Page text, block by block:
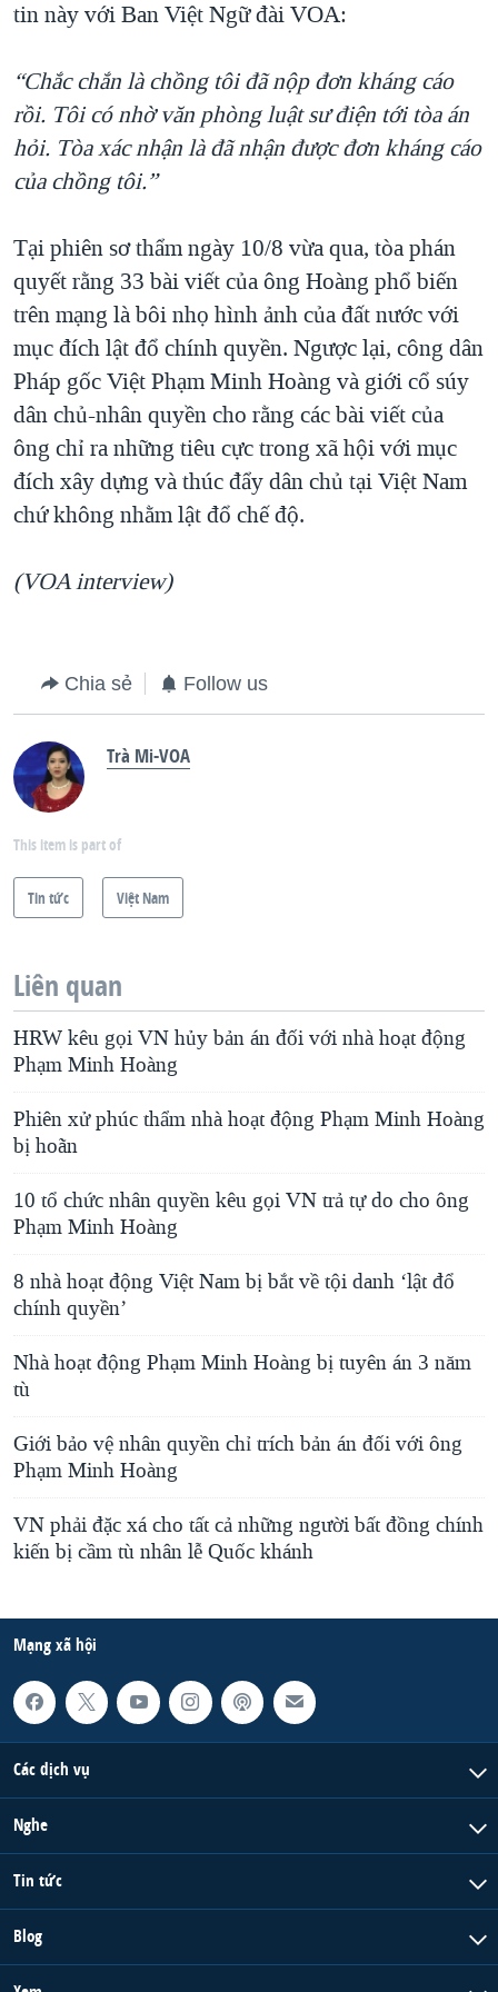
QUAN HỆ VIỆT MỸ
tin này với Ban Việt Ngữ đài VOA:
“Chắc chắn là chồng tôi đã nộp đơn kháng cáo
rồi. Tôi có nhờ văn phòng luật sư điện tới tòa án
hỏi. Tòa xác nhận là đã nhận được đơn kháng cáo
của chồng tôi.”
Tại phiên sơ thẩm ngày 10/8 vừa qua, tòa phán
quyết rằng 33 bài viết của ông Hoàng phổ biến
trên mạng là bôi nhọ hình ảnh của đất nước với
mục đích lật đổ chính quyền. Ngược lại, công dân
Pháp gốc Việt Phạm Minh Hoàng và giới cổ súy
dân chủ-nhân quyền cho rằng các bài viết của
ông chỉ ra những tiêu cực trong xã hội với mục
đích xây dựng và thúc đẩy dân chủ tại Việt Nam
chứ không nhằm lật đổ chế độ.
(VOA interview)
Chia sẻ Follow us
Trà Mi-VOA
This item is part of
Tin tức Việt Nam
Liên quan
HRW kêu gọi VN hủy bản án đối với nhà hoạt động
Phạm Minh Hoàng
Phiên xử phúc thẩm nhà hoạt động Phạm Minh Hoàng
bị hoãn
10 tổ chức nhân quyền kêu gọi VN trả tự do cho ông
Phạm Minh Hoàng
8 nhà hoạt động Việt Nam bị bắt về tội danh ‘lật đổ
chính quyền’
Nhà hoạt động Phạm Minh Hoàng bị tuyên án 3 năm
tù
Giới bảo vệ nhân quyền chỉ trích bản án đối với ông
Phạm Minh Hoàng
VN phải đặc xá cho tất cả những người bất đồng chính
kiến bị cầm tù nhân lễ Quốc khánh
Mạng xã hội
Các dịch vụ
Nghe
Tin tức
Blog